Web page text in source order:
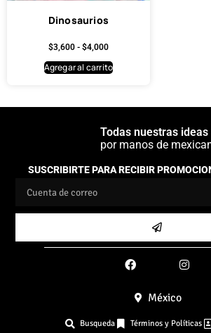
Dinosaurios
$3,600 - $4,000
Agregar al carrito
Todas nuestras
por manos de
SUSCRIBIRTE PARA RECIBIR
México
Busqueda Términos y Políticas